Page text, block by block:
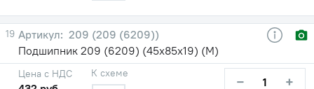
19
209 (209 (6209))
Подшипник 209 (6209) (45х85х19) (М)
Цена с НДС К схеме − +